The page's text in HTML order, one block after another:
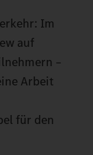
Im
auf
–
Arbeit
für den